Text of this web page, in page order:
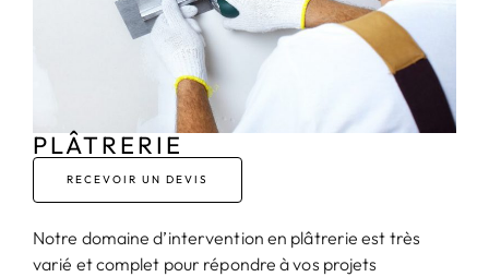
PLÂTRERIE
RECEVOIR UN DEVIS
Notre domaine d’intervention en plâtrerie est très
varié et complet pour répondre à vos projets